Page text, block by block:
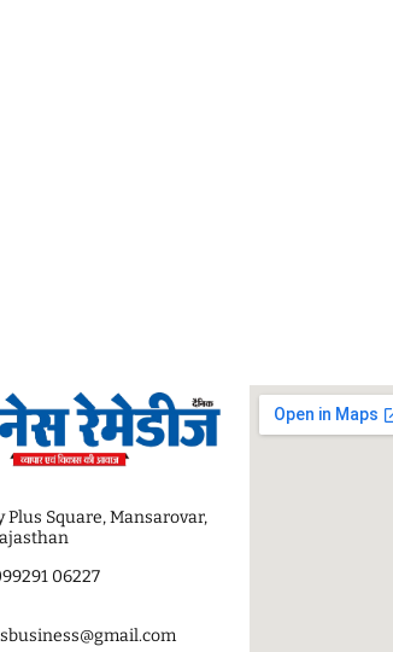
Plus Square, Mansarovar,
06227